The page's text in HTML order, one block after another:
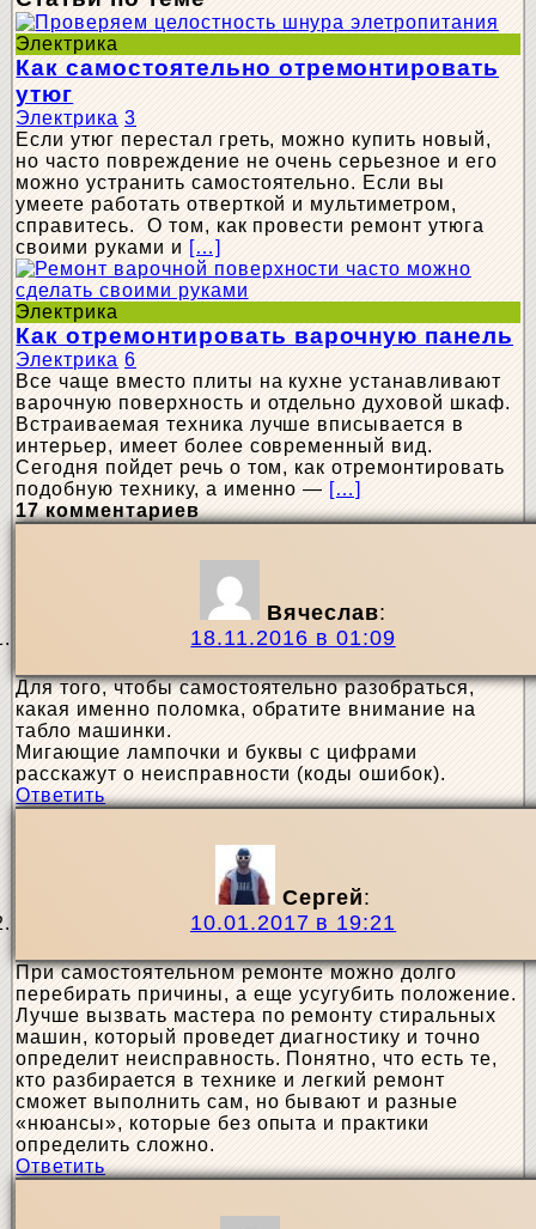
Электрика
Как самостоятельно отремонтировать
утюг
Электрика 3
Если утюг перестал греть, можно купить новый,
но часто повреждение не очень серьезное и его
можно устранить самостоятельно. Если вы
умеете работать отверткой и мультиметром,
справитесь. О том, как провести ремонт утюга
своими руками и […]
Электрика
Как отремонтировать варочную панель
Электрика 6
Все чаще вместо плиты на кухне устанавливают
варочную поверхность и отдельно духовой шкаф.
Встраиваемая техника лучше вписывается в
интерьер, имеет более современный вид.
Сегодня пойдет речь о том, как отремонтировать
подобную технику, а именно — […]
17 комментариев
Вячеслав:
18.11.2016 в 01:09
Для того, чтобы самостоятельно разобраться,
какая именно поломка, обратите внимание на
табло машинки.
Мигающие лампочки и буквы с цифрами
расскажут о неисправности (коды ошибок).
Ответить
Сергей:
10.01.2017 в 19:21
При самостоятельном ремонте можно долго
перебирать причины, а еще усугубить положение.
Лучше вызвать мастера по ремонту стиральных
машин, который проведет диагностику и точно
определит неисправность. Понятно, что есть те,
кто разбирается в технике и легкий ремонт
сможет выполнить сам, но бывают и разные
«нюансы», которые без опыта и практики
определить сложно.
Ответить